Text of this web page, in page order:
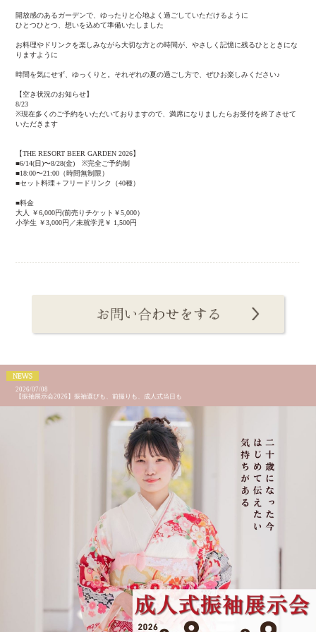
開放感のあるガーデンで、ゆったりと心地よく過ごしていただけるように
ひとつひとつ、想いを込めて準備いたしました
お料理やドリンクを楽しみながら大切な方との時間が、やさしく記憶に残るひとときにな
りますように
時間を気にせず、ゆっくりと。それぞれの夏の過ごし方で、ぜひお楽しみください♪
【空き状況のお知らせ】
8/23
※現在多くのご予約をいただいておりますので、満席になりましたらお受付を終了させて
いただきます
【THE RESORT BEER GARDEN 2026】
■6/14(日)〜8/28(金) ※完全ご予約制
■18:00〜21:00（時間無制限）
■セット料理＋フリードリンク（40種）
■料金
大人 ￥6,000円(前売りチケット￥5,000）
小学生 ￥3,000円／未就学児￥ 1,500円
2026/07/08
【振袖展示会2026】振袖選びも、前撮りも、成人式当日も